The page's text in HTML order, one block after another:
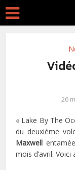
26
« Lake By The
du deuxième
Maxwell
mois d’avril. Voici